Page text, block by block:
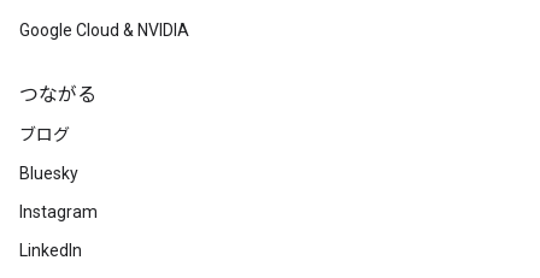
Google Cloud & NVIDIA
つながる
ブログ
Bluesky
Instagram
LinkedIn